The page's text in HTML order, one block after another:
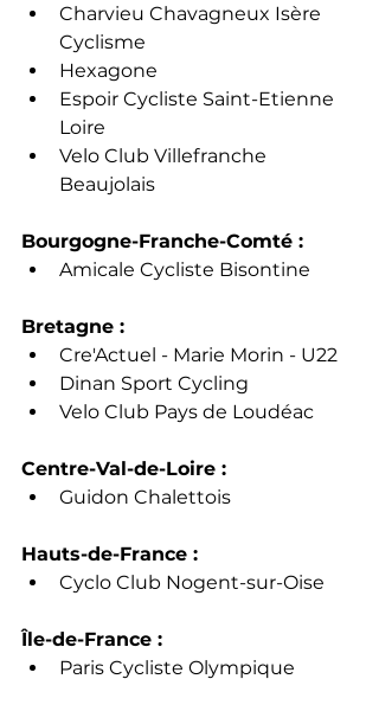
Charvieu Chavagneux Isère
Cyclisme
Hexagone
Espoir Cycliste Saint-Etienne
Loire
Velo Club Villefranche
Beaujolais
Bourgogne-Franche-Comté :
Amicale Cycliste Bisontine
Bretagne :
Cre'Actuel - Marie Morin - U22
Dinan Sport Cycling
Velo Club Pays de Loudéac
Centre-Val-de-Loire :
Guidon Chalettois
Hauts-de-France :
Cyclo Club Nogent-sur-Oise
Île-de-France :
Paris Cycliste Olympique